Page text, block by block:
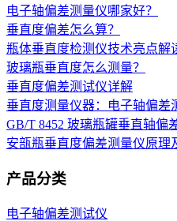
电子轴偏差测量仪哪家好？
垂直度偏差怎么算？
瓶体垂直度检测仪技术亮点解
玻璃瓶垂直度怎么测量？
垂直度偏差测试仪详解
垂直度测量仪器：电子轴偏差
GB/T 8452 玻璃瓶罐垂直轴偏
安瓿瓶垂直度偏差测量仪原理
产品分类
电子轴偏差测试仪